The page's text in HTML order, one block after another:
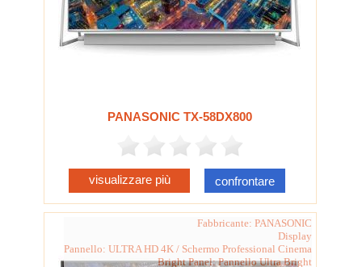
PANASONIC TX-58DX800
visualizzare più confrontare
Fabbricante: PANASONIC
Display
Pannello: ULTRA HD 4K / Schermo Professional Cinema
Bright Panel: Pannello Ultra Bright